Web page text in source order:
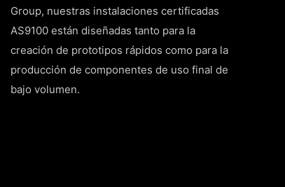
Group, nuestras instalaciones certificadas
AS9100 están diseñadas tanto para la
creación de prototipos rápidos como para la
producción de componentes de uso final de
bajo volumen.